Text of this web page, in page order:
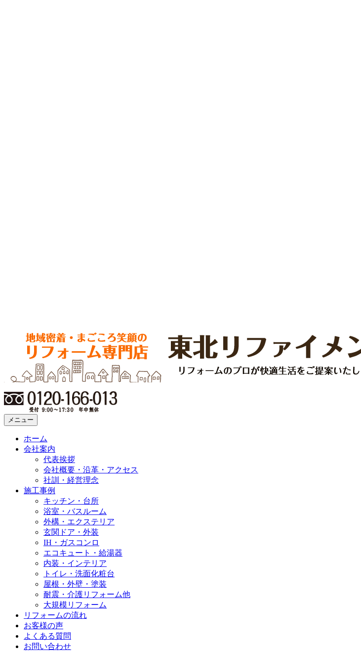
メニュー
ホーム
会社案内
代表挨拶
会社概要・沿革・アクセス
社訓・経営理念
施工事例
キッチン・台所
浴室・バスルーム
外構・エクステリア
玄関ドア・外装
IH・ガスコンロ
エコキュート・給湯器
内装・インテリア
トイレ・洗面化粧台
屋根・外壁・塗装
耐震・介護リフォーム他
大規模リフォーム
リフォームの流れ
お客様の声
よくある質問
お問い合わせ